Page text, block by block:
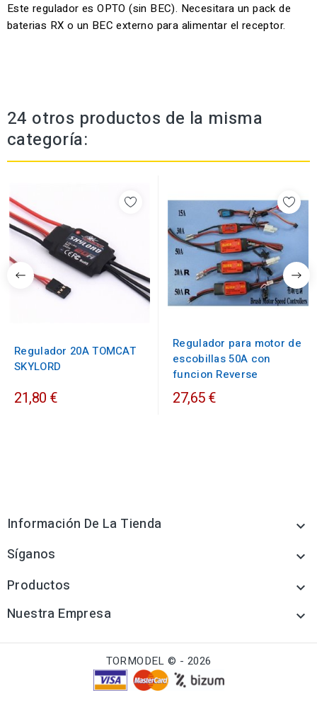
Este regulador es OPTO (sin BEC). Necesitara un pack de
baterias RX o un BEC externo para alimentar el receptor.
24 otros productos de la misma
categoría:
Regulador 20A TOMCAT
SKYLORD
21,80 €
Regulador para motor de
escobillas 50A con
funcion Reverse
27,65 €
Información De La Tienda 
Síganos 
Productos 
Nuestra Empresa 
TORMODEL © - 2026